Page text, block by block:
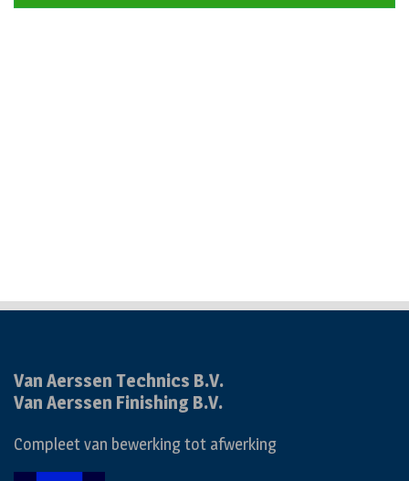
Van Aerssen Technics B.V.
Van Aerssen Finishing B.V.
Compleet van bewerking tot afwerking